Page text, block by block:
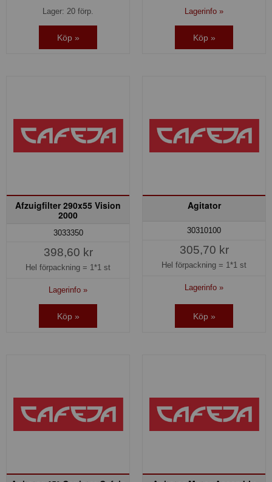
Lager: 20 förp.
Köp »
Lagerinfo »
Köp »
Afzuigfilter 290x55 Vision
2000
3033350
398,60 kr
Hel förpackning = 1*1 st
Lagerinfo »
Köp »
Agitator
30310100
305,70 kr
Hel förpackning = 1*1 st
Lagerinfo »
Köp »